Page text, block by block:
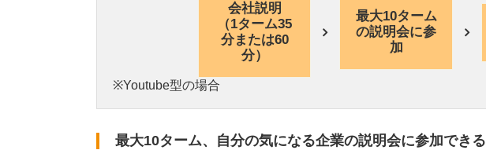
会社説明
（1ターム35
分または60
分）
最大10ターム
の説明会に参
加
※Youtube型の場合
最大10ターム、自分の気になる企業の説明会に参加できる